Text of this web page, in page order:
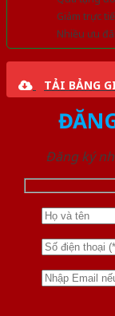
Giảm trực
Nhiều ưu
TẢI BẢNG
Đăng ký